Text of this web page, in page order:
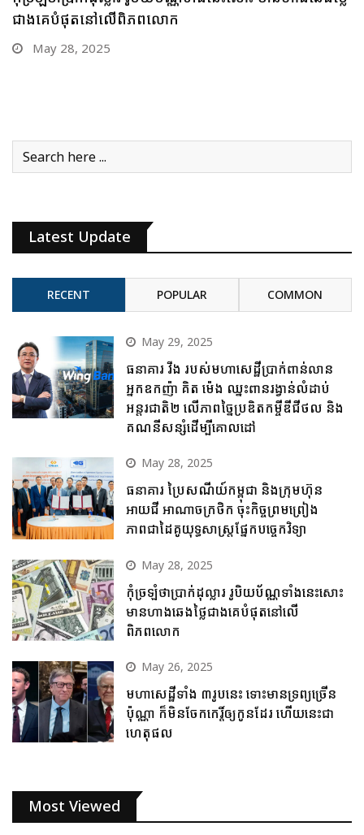
បើមាសឡើងថ្លៃឥតឈប់ឈរអញ្ចឹងនោះ
May 26, 2025
Latest Update
RECENT POPULAR COMMON
May 29, 2025
ធនាគារ វីង របស់មហាសេដ្ឋីប្រាក់ពាន់លាន
អ្នកឧកញ៉ា គិត ម៉េង ឈ្នះពានរង្វាន់លំដាប់
អន្តរជាតិ២ លើភាពច្នៃប្រឌិតកម្ចីឌីជីថល និង
គណនីសន្សំដើម្បីគោលដៅ
May 28, 2025
ធនាគារ ប្រៃសណីយ៍កម្ពុជា និងក្រុមហ៊ុន
អាយជី អាណាចក្រថិក ចុះកិច្ចព្រមព្រៀង
ភាពជាដៃគូយុទ្ធសាស្ត្រផ្នែកបច្ចេកវិទ្យា
May 28, 2025
កុំច្រឡំថាប្រាក់ដុល្លារ រូបិយប័ណ្ណទាំងនេះសោះ
មានហាងឆេងថ្លៃជាងគេបំផុតនៅលើ
ពិភពលោក
May 26, 2025
មហាសេដ្ឋីទាំង ៣រូបនេះ ទោះមានទ្រព្យច្រើន
ប៉ុណ្ណា ក៏មិនចែកកេរ្តិ៍ឲ្យកូនដែរ ហើយនេះជា
ហេតុផល
Most Viewed